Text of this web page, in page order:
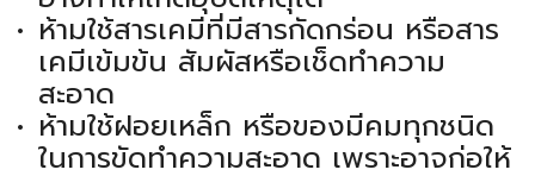
ห้ามใช้สารเคมีที่มีสารกัดกร่อน หรือสาร
เคมีเข้มข้น สัมผัสหรือเช็ดทำความ
สะอาด
ห้ามใช้ฝอยเหล็ก หรือของมีคมทุกชนิด
ในการขัดทำความสะอาด เพราะอาจก่อให้